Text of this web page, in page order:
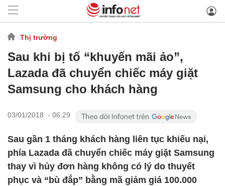
Thị trường
Sau khi bị tố “khuyến mãi ảo”,
Lazada đã chuyển chiếc máy giặt
Samsung cho khách hàng
03/01/2018 - 06:29
Sau gần 1 tháng khách hàng liên tục khiếu nại,
phía Lazada đã chuyển chiếc máy giặt Samsung
thay vì hủy đơn hàng không có lý do thuyết
phục và “bù đắp” bằng mã giảm giá 100.000